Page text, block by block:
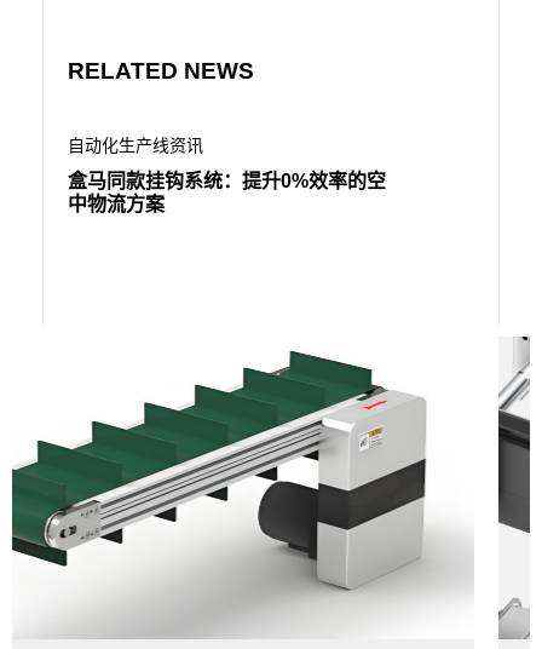
RELATED NEWS
自动化生产线资讯
盒马同款挂钩系统：提升0%效率的空
中物流方案